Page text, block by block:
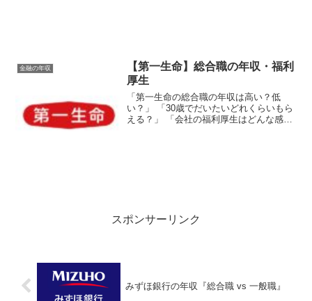
金融の年収
【第一生命】総合職の年収・福利
厚生
「第一生命の総合職の年収は高い？低
い？」 「30歳でだいたいどれくらいもら
える？」 「会社の福利厚生はどんな感
スポンサーリンク
みずほ銀行の年収『総合職 vs 一般職』